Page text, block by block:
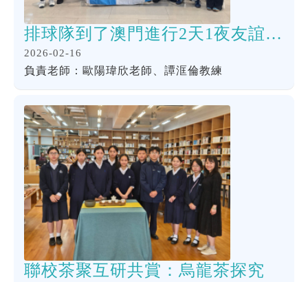
排球隊到了澳門進行2天1夜友誼賽，與澳門培正中學比賽，為全港學界精英排球比賽作好準備。
2026-02-16
負責老師：歐陽瑋欣老師、譚洭倫教練
聯校茶聚互研共賞：烏龍茶探究